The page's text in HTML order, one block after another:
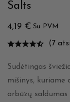
Salts
4,19 € Su PVM
(7
Sudėtingas
mišinys, kuriame
arbūzų